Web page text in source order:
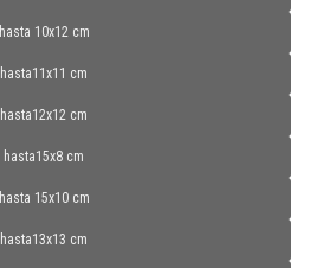
hasta 10x12 cm
hasta11x11 cm
hasta12x12 cm
hasta15x8 cm
hasta 15x10 cm
hasta13x13 cm